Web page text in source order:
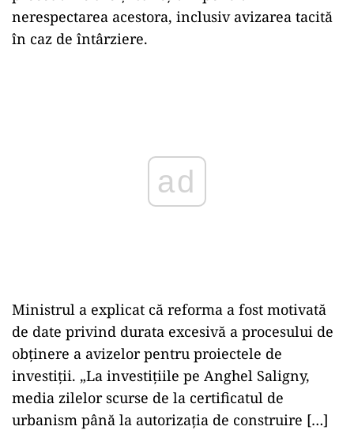
nerespectarea acestora, inclusiv avizarea tacită
în caz de întârziere.
Ministrul a explicat că reforma a fost motivată
de date privind durata excesivă a procesului de
obținere a avizelorpentru proiectele de
investiții. „La investiţiile pe Anghel Saligny,
media zilelorscurse de la certificatul de
urbanism până la autorizaţia de construire […]